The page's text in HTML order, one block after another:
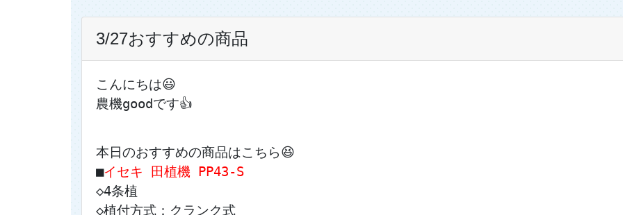
3/27おすすめの商品
こんにちは😃
農機goodです👍
本日のおすすめの商品はこちら😆
■イセキ 田植機 PP43-S
◇4条植
◇植付方式：クランク式